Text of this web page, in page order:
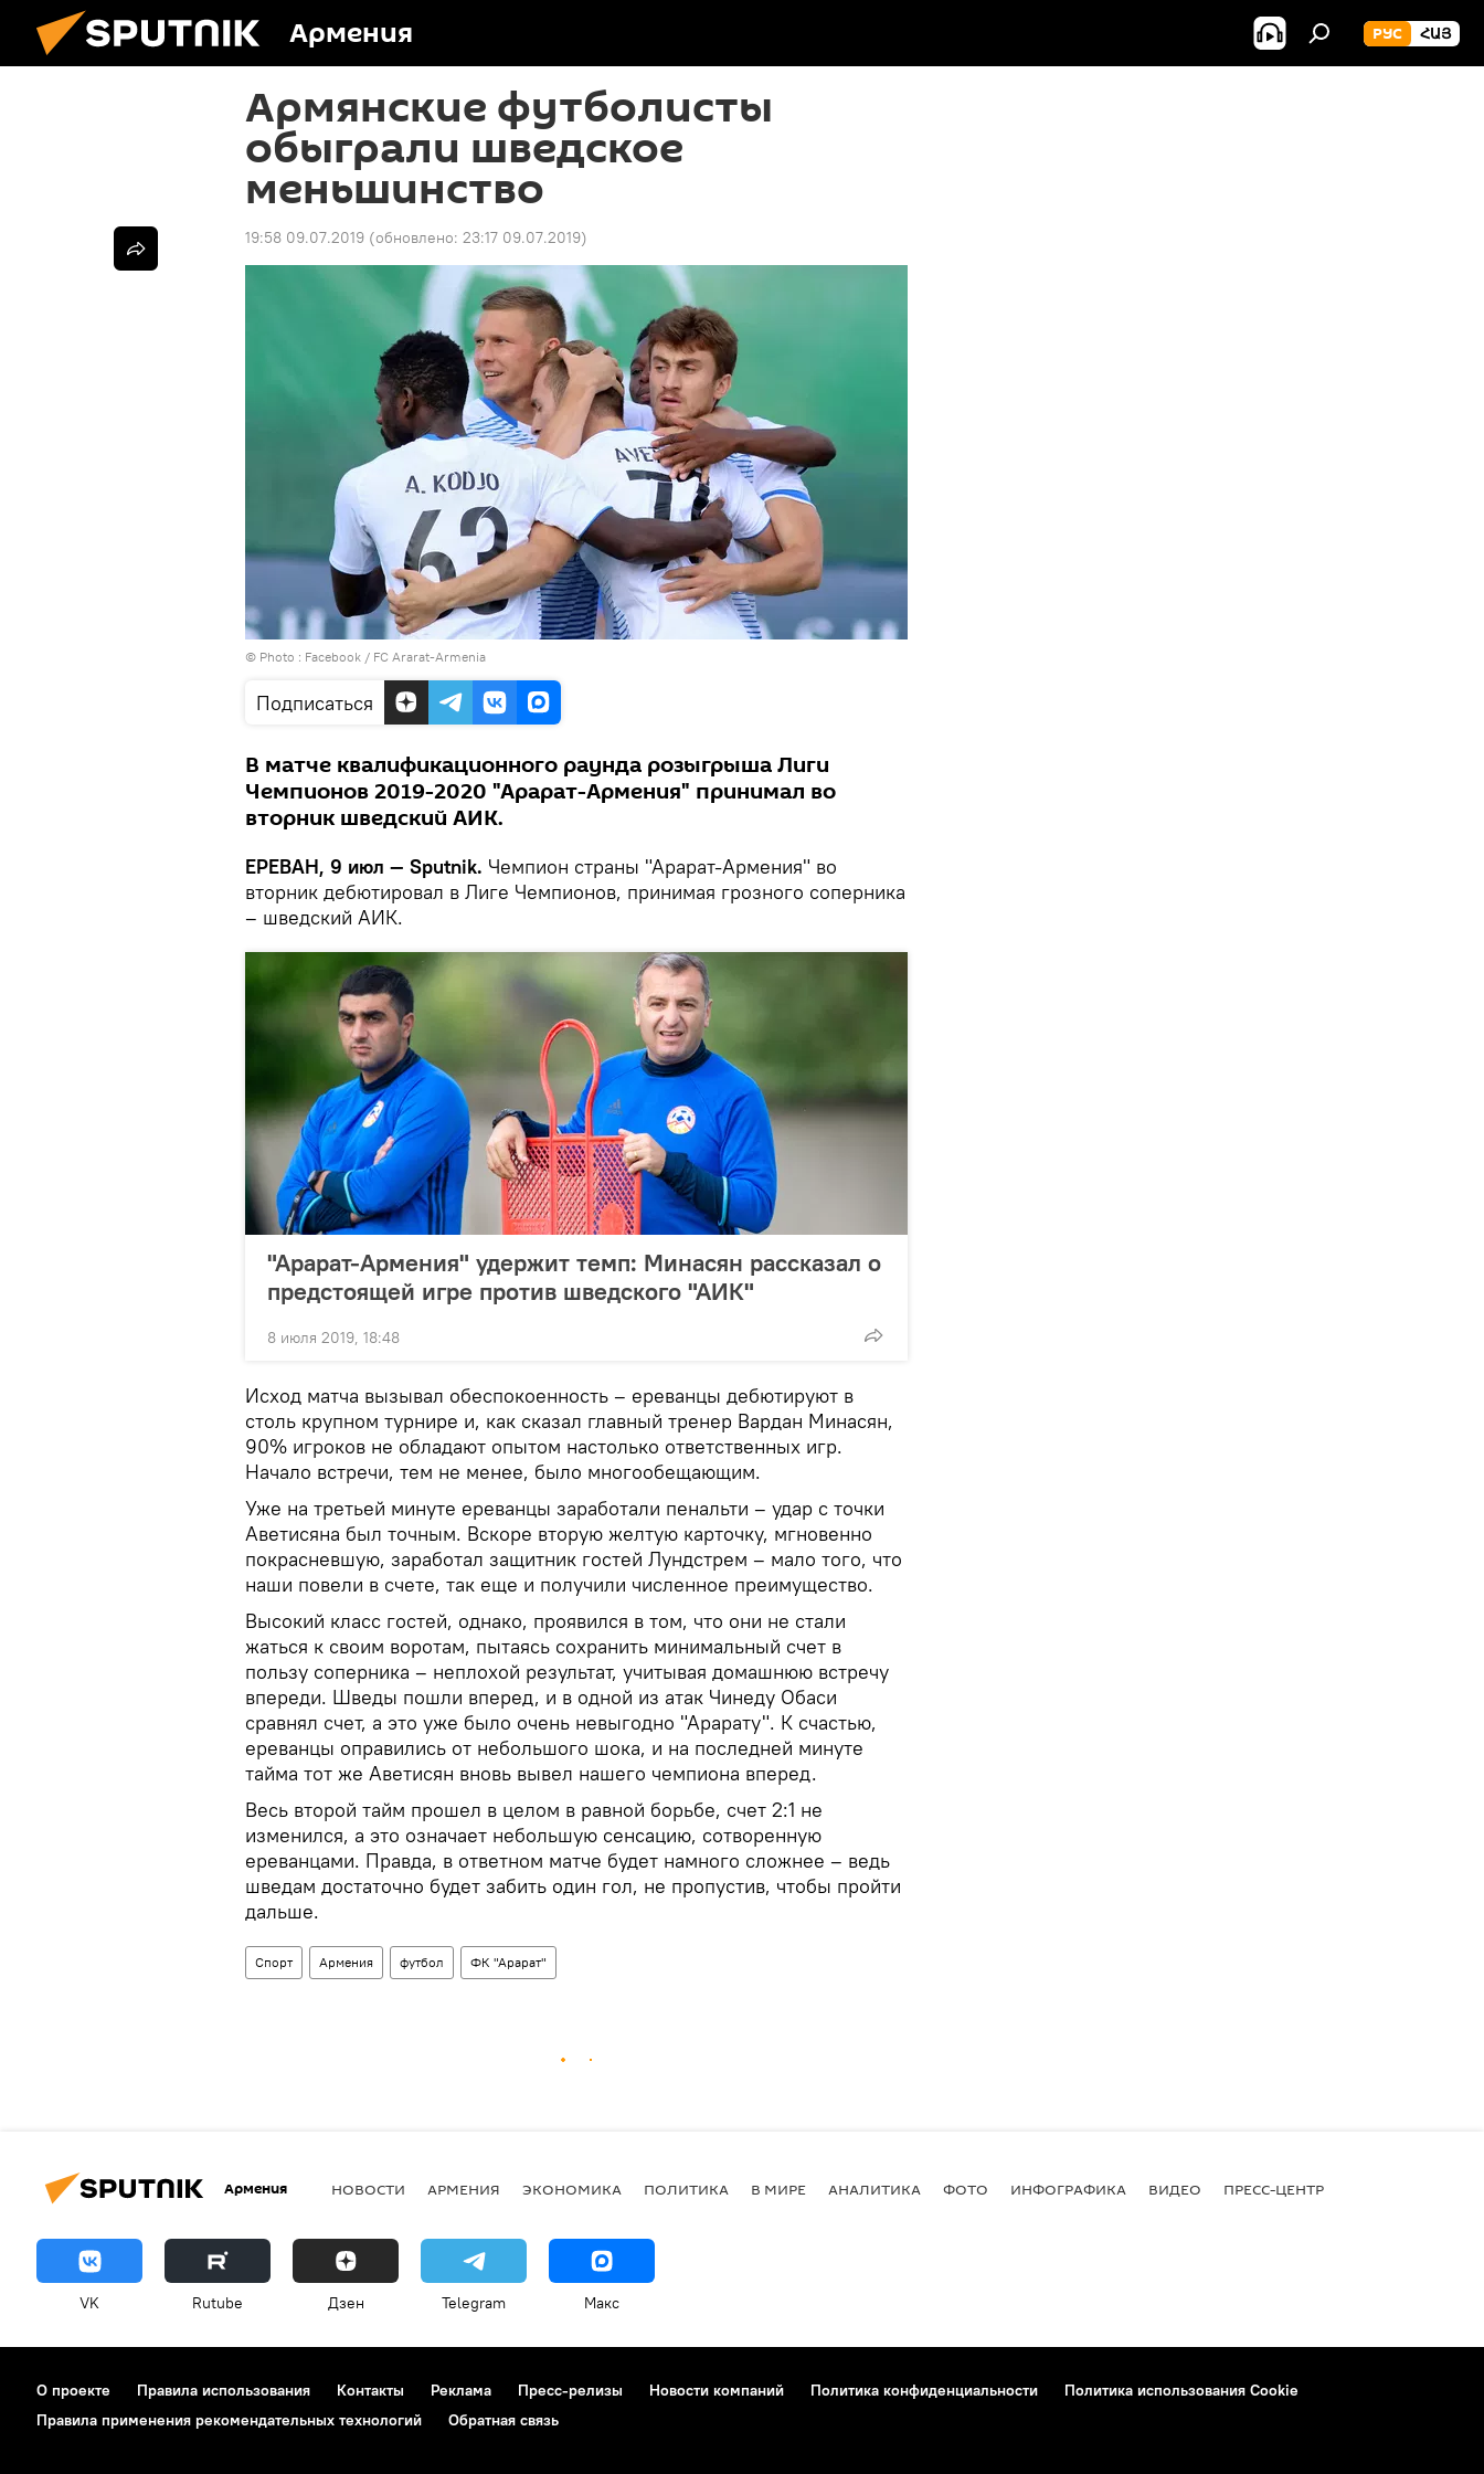
Армения РУС ՀԱՅ
Армянские футболисты
обыграли шведское
меньшинство
19:58 09.07.2019 (обновлено: 23:17 09.07.2019)
© Photo : Facebook / FC Ararat-Armenia
Подписаться
В матче квалификационного раунда розыгрыша Лиги
Чемпионов 2019-2020 "Арарат-Армения" принимал во
вторник шведский АИК.
ЕРЕВАН, 9 июл — Sputnik. Чемпион страны "Арарат-Армения" во
вторник дебютировал в Лиге Чемпионов, принимая грозного соперника
– шведский АИК.
"Арарат-Армения" удержит темп: Минасян рассказал о
предстоящей игре против шведского "АИК"
8 июля 2019, 18:48
Исход матча вызывал обеспокоенность – ереванцы дебютируют в
столь крупном турнире и, как сказал главный тренер Вардан Минасян,
90% игроков не обладают опытом настолько ответственных игр.
Начало встречи, тем не менее, было многообещающим.
Уже на третьей минуте ереванцы заработали пенальти – удар с точки
Аветисяна был точным. Вскоре вторую желтую карточку, мгновенно
покрасневшую, заработал защитник гостей Лундстрем – мало того, что
наши повели в счете, так еще и получили численное преимущество.
Высокий класс гостей, однако, проявился в том, что они не стали
жаться к своим воротам, пытаясь сохранить минимальный счет в
пользу соперника – неплохой результат, учитывая домашнюю встречу
впереди. Шведы пошли вперед, и в одной из атак Чинеду Обаси
сравнял счет, а это уже было очень невыгодно "Арарату". К счастью,
ереванцы оправились от небольшого шока, и на последней минуте
тайма тот же Аветисян вновь вывел нашего чемпиона вперед.
Весь второй тайм прошел в целом в равной борьбе, счет 2:1 не
изменился, а это означает небольшую сенсацию, сотворенную
ереванцами. Правда, в ответном матче будет намного сложнее – ведь
шведам достаточно будет забить один гол, не пропустив, чтобы пройти
дальше.
Спорт Армения футбол ФК "Арарат"
Армения НОВОСТИ АРМЕНИЯ ЭКОНОМИКА ПОЛИТИКА В МИРЕ АНАЛИТИКА ФОТО ИНФОГРАФИКА ВИДЕО ПРЕСС-ЦЕНТР
VK Rutube Дзен Telegram Макс
О проекте Правила использования Контакты Реклама Пресс-релизы Новости компаний Политика конфиденциальности
Политика использования Cookie
Правила применения рекомендательных технологий
Обратная связь